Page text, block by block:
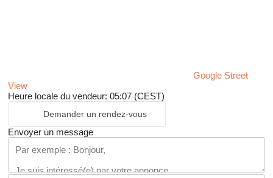
Google Street
View
Heure locale du vendeur: 05:07 (CEST)
Demander un rendez-vous
Envoyer un message